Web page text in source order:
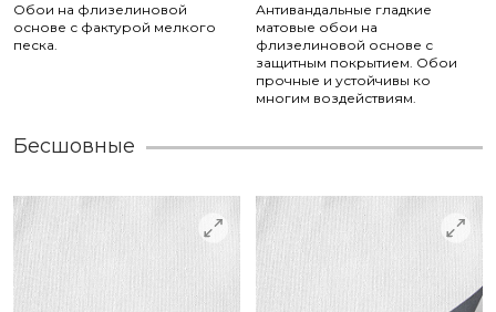
Обои на флизелиновой
основе с фактурой мелкого
песка.
Антивандальные гладкие
матовые обои на
флизелиновой основе с
защитным покрытием. Обои
прочные и устойчивы ко
многим воздействиям.
Бесшовные